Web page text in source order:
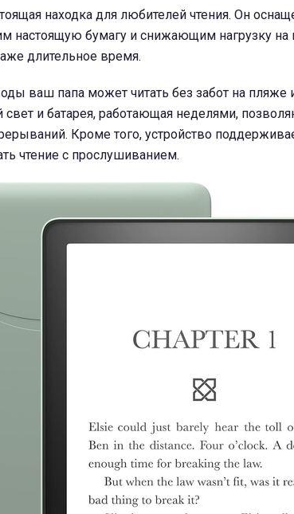
находка для любителей чтения. Он
настоящую бумагу и снижающим нагрузку на
длительное время.
ваш папа может читать без забот на пляже
и батарея, работающая неделями,
Кроме того, устройство
чтение с прослушиванием.